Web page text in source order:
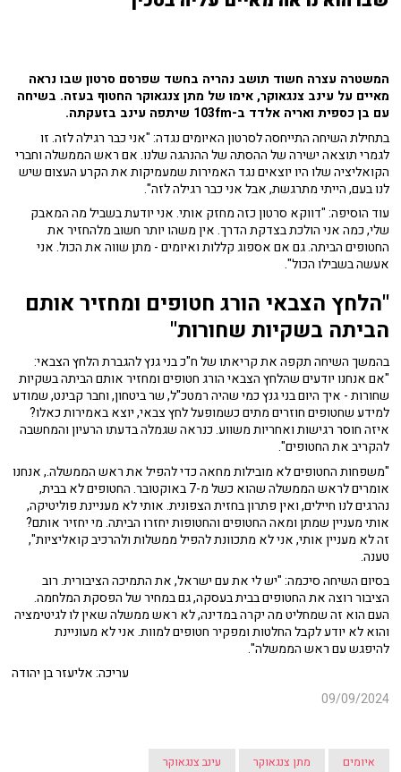
המשטרה עצרה חשוד תושב נהריה בחשד שפרסם סרטון שבו נראה
מאיים על עינב צנגאוקר, אימו של מתן צנגאוקר החטוף בעזה. בשיחה
עם בן כספית ואריה אלדד ב-103fm שיתפה עינב בזעקתה.
בתחילת השיחה התייחסה לסרטון האיומים נגדה: "אני כבר רגילה לזה. זו
לגמרי תוצאה ישירה של ההסתה של ההנהגה שלנו. אם ראש הממשלה וחברי
הקואליציה שלו היו יוצאים נגד האמירות שמעמיקות את הקרע העצום שיש
לנו בעם, הייתי מתרגשת, אבל אני כבר רגילה לזה".
עוד הוסיפה: "דווקא סרטון כזה מחזק אותי. אני יודעת בשביל מה המאבק
שלי, כמה אני הולכת בצדקת הדרך. אין משהו יותר חשוב מלהחזיר את
החטופים הביתה. גם אם אספוג קללות ואיומים - מתן שווה את הכול. אני
אעשה בשבילו הכול".
"הלחץ הצבאי הורג חטופים ומחזיר אותם
הביתה בשקיות שחורות"
בהמשך השיחה תקפה את קריאתו של ח"כ בני גנץ להגברת הלחץ הצבאי:
"אם אנחנו יודעים שהלחץ הצבאי הורג חטופים ומחזיר אותם הביתה בשקיות
שחורות - איך היום בני גנץ כמי שהיה רמטכ"ל, שר ביטחון, וחבר קבינט, שמודע
למידע שחטופים חוזרים מתים כשמופעל לחץ צבאי, יוצא באמירות כאלו?
איזה חוסר רגישות ואחריות משווע. כנראה שגמלה בדעתו הרעיון והמחשבה
להקריב את החטופים".
"משפחות החטופים לא מובילות מחאה כדי להפיל את ראש הממשלה., אנחנו
אומרים לראש הממשלה שהוא כשל מ-7 באוקטובר. החטופים לא בבית,
נהרגים לנו חיילים, ואין פתרון בחזית הצפונית. אותי לא מעניינת פוליטיקה,
אותי מעניין שמתן ומאה החטופים והחטופות יחזרו הביתה. מי יחזיר אותם?
זה לא מעניין אותי, אני לא מתכוונת להפיל ממשלות ולהרכיב קואליציות",
טענה.
בסיום השיחה סיכמה: "יש לי את עם ישראל, את התמיכה הציבורית. רוב
הציבור רוצה את החטופים בבית בעסקה, גם במחיר של הפסקת המלחמה.
העם הוא זה שמחליט מה יקרה במדינה, לא ראש ממשלה שאין לו לגיטימציה
והוא לא יודע לקבל החלטות ומפקיר חטופים למוות. אני לא מעוניינת
להיפגש עם ראש הממשלה".
עריכה: אליעזר בן יהודה
09/09/2024
איומים מתן צנגאוקר עינב צנגאוקר